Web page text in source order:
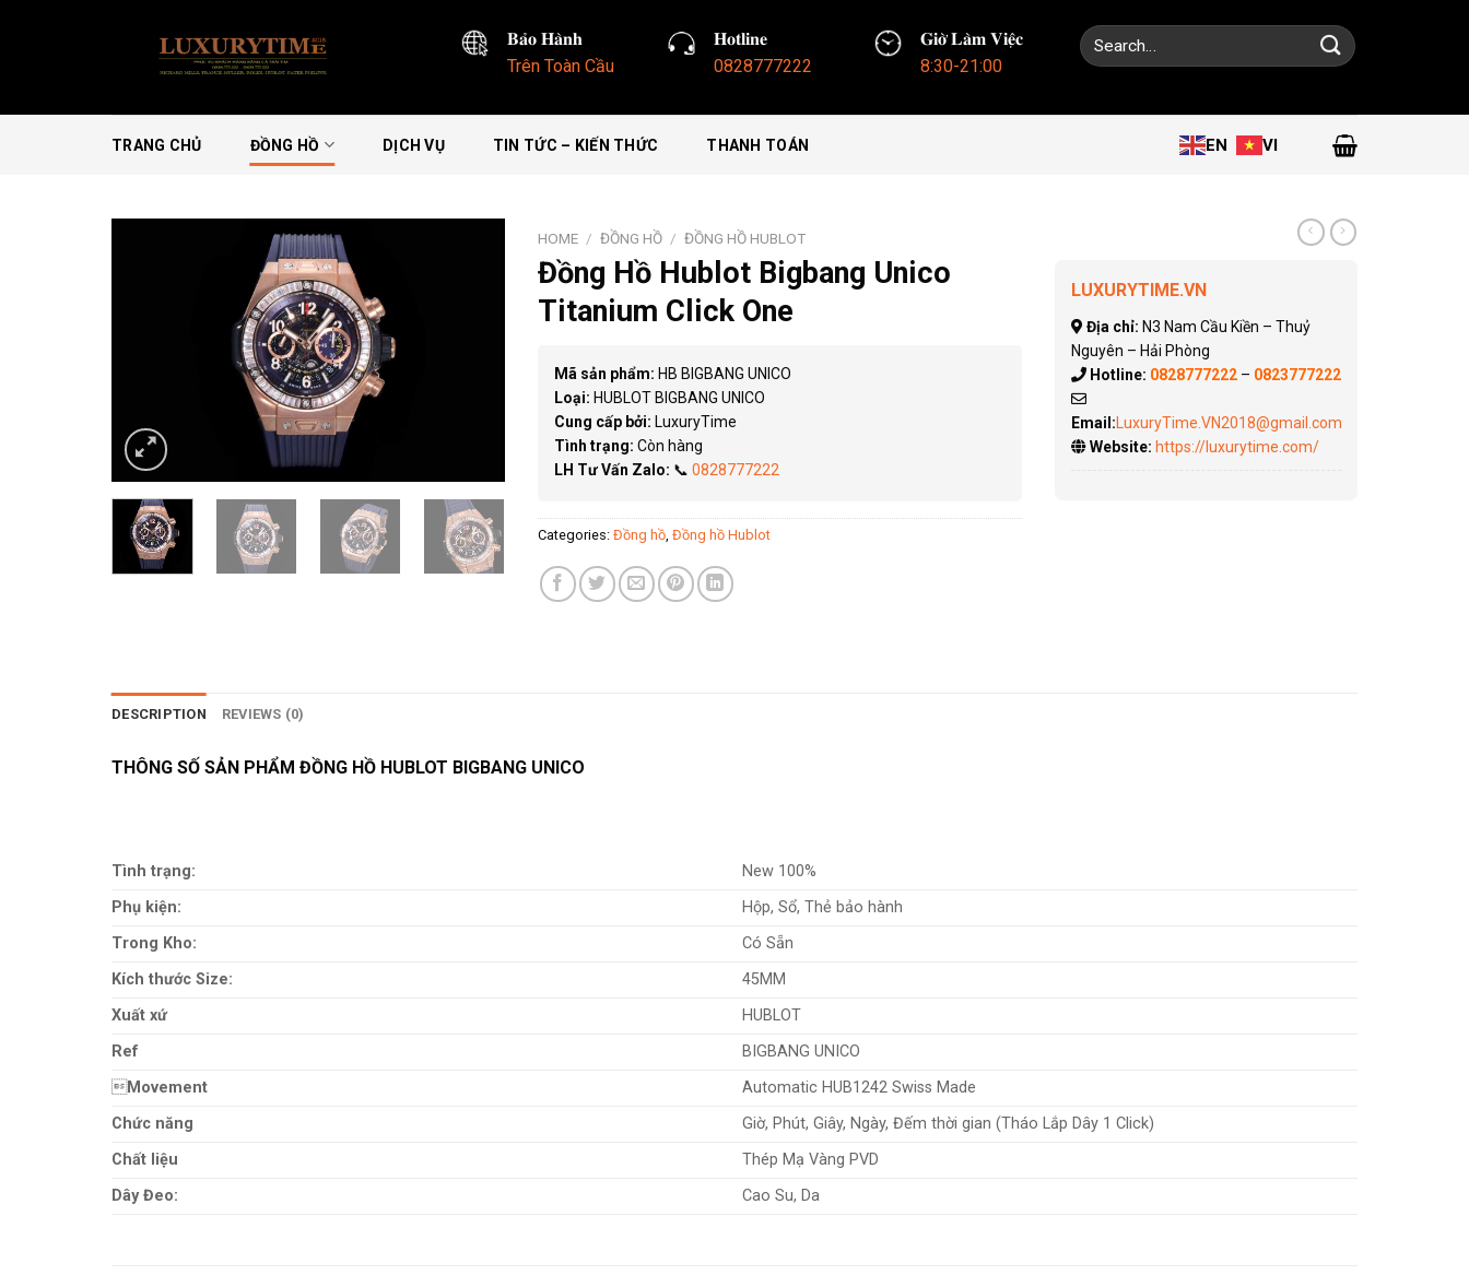
𝐁𝐚̉𝐨 𝐇𝐚̀𝐧𝐡
Trên Toàn Cầu
𝐇𝐨𝐭𝐥𝐢𝐧𝐞
0828777222
𝐆𝐢𝐨̛̀ 𝐋𝐚̀𝐦 𝐕𝐢𝐞̣̂𝐜
8:30-21:00
Search
for:
TRANG CHỦ ĐỒNG HỒ DỊCH VỤ TIN TỨC – KIẾN THỨC THANH TOÁN EN VI
HOME / ĐỒNG HỒ / ĐỒNG HỒ HUBLOT
Đồng Hồ Hublot Bigbang Unico
Titanium Click One
Mã sản phẩm: HB BIGBANG UNICO
Loại: HUBLOT BIGBANG UNICO
Cung cấp bởi: LuxuryTime
Tình trạng: Còn hàng
LH Tư Vấn Zalo: 📞 0828777222
Categories: Đồng hồ, Đồng hồ Hublot
LUXURYTIME.VN
Địa chỉ: N3 Nam Cầu Kiền – Thuỷ
Nguyên – Hải Phòng
Hotline: 0828777222– 0823777222
Email: LuxuryTime.VN2018@gmail.com
Website: https://luxurytime.com/
DESCRIPTION REVIEWS (0)
THÔNG SỐ SẢN PHẨM ĐỒNG HỒ HUBLOT BIGBANG UNICO
Tình trạng:
New 100%
Phụ kiện:
Hộp, Sổ, Thẻ bảo hành
Trong Kho:
Có Sẵn
Kích thước Size:
45MM
Xuất xứ
HUBLOT
Ref
BIGBANG UNICO
Movement
Automatic HUB1242 Swiss Made
Chức năng
Giờ, Phút, Giây, Ngày, Đếm thời gian (Tháo Lắp Dây 1 Click)
Chất liệu
Thép Mạ Vàng PVD
Dây Đeo:
Cao Su, Da